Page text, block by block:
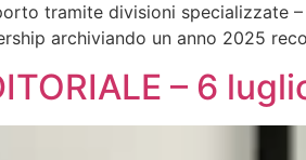
tramite divisioni specializzate
archiviando un anno 2025
– 6